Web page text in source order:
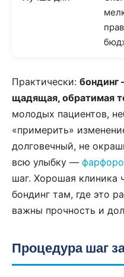
Практически: бондинг
щадящая, обратимая
молодых пациентов,
«примерить»
долговечный, не
всю улыбку —
шаг. Хорошая клиника
бондинг там, где это
важны прочность и
Процедура шаг